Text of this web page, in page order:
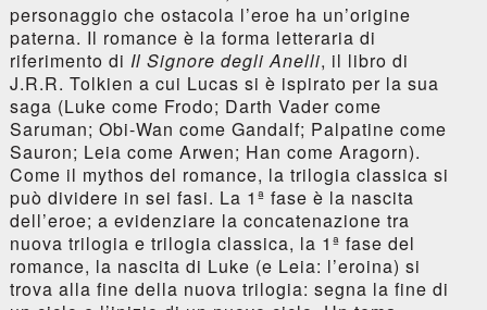
personaggio che ostacola l’eroe ha un’origine
paterna. Il romance è la forma letteraria di
riferimento di Il Signore degli Anelli, il libro di
J.R.R. Tolkien a cui Lucas si è ispirato per la sua
saga (Luke come Frodo; Darth Vader come
Saruman; Obi-Wan come Gandalf; Palpatine come
Sauron; Leia come Arwen; Han come Aragorn).
Come il mythos del romance, la trilogia classica si
può dividere in sei fasi. La 1ª fase è la nascita
dell’eroe; a evidenziare la concatenazione tra
nuova trilogia e trilogia classica, la 1ª fase del
romance, la nascita di Luke (e Leia: l’eroina) si
trova alla fine della nuova trilogia: segna la fine di